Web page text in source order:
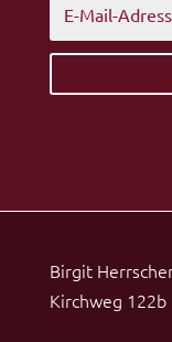
Birgit
Kirchweg 122b